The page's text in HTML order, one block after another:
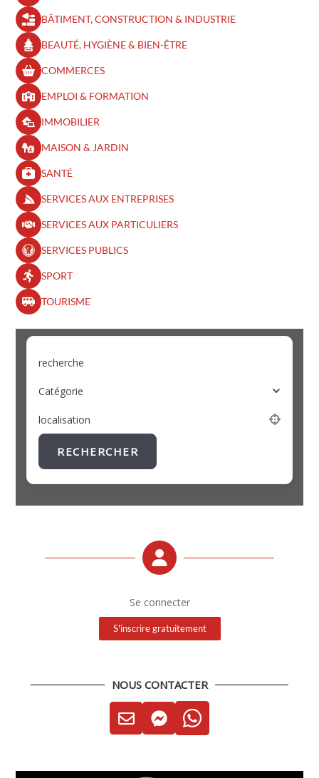
BÂTIMENT, CONSTRUCTION & INDUSTRIE
BEAUTÉ, HYGIÈNE & BIEN-ÊTRE​
COMMERCES
EMPLOI & FORMATION
IMMOBILIER
MAISON & JARDIN
SANTÉ
SERVICES AUX ENTREPRISES
SERVICES AUX PARTICULIERS
SERVICES PUBLICS
SPORT
TOURISME
recherche
Catégorie
localisation
RECHERCHER
Se connecter
S'inscrire gratuitement
NOUS CONTACTER